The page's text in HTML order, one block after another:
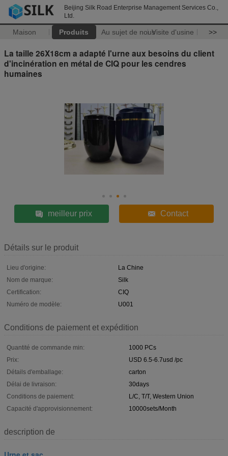
Beijing Silk Road Enterprise Management Services Co.,
Ltd.
Maison Produits Au sujet de nousVisite d'usine >>
La taille 26X18cm a adapté l'urne aux besoins du client
d'incinération en métal de CIQ pour les cendres
humaines
meilleur prix Contact
Détails sur le produit
Lieu d'origine:
La Chine
Nom de marque:
Silk
Certification:
CIQ
Numéro de modèle:
U001
Conditions de paiement et expédition
Quantité de commande min:
1000 PCs
Prix:
USD 6.5-6.7usd /pc
Détails d'emballage:
carton
Délai de livraison:
30days
Conditions de paiement:
L/C, T/T, Western Union
Capacité d'approvisionnement:
10000sets/Month
description de